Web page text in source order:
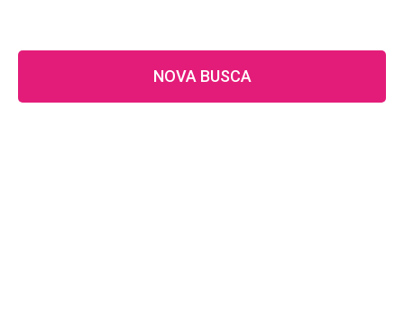
NOVA BUSCA